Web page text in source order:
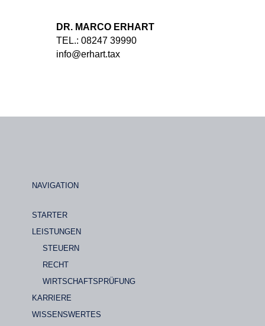
DR. MARCO ERHART
TEL.: 08247 39990
info@erhart.tax
NAVIGATION
STARTER
LEISTUNGEN
STEUERN
RECHT
WIRTSCHAFTSPRÜFUNG
KARRIERE
WISSENSWERTES